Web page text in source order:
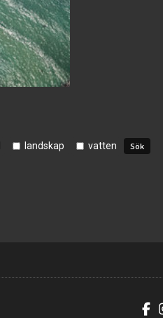
landskap vatten